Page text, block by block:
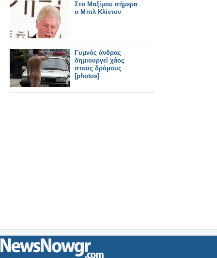
Στο Μαξίμου σήμερα
ο Μπιλ Κλίντον
Γυμνός άνδρας
δημιουργεί χάος
στους δρόμους
[photos]